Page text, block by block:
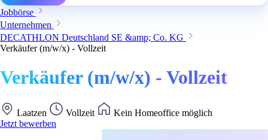
Jobbörse
Unternehmen
DECATHLON Deutschland SE &amp; Co. KG
Verkäufer (m/w/x) - Vollzeit
Verkäufer (m/w/x) - Vollzeit
Laatzen Vollzeit
Kein Homeoffice möglich
Jetzt bewerben